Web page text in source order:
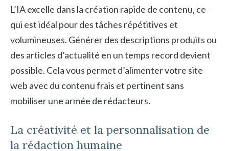
L’IA excelle dans la création rapide de contenu, ce
qui est idéal pour des tâches répétitives et
volumineuses. Générer des descriptions produits ou
des articles d’actualité en un temps record devient
possible. Cela vous permet d’alimenter votre site
web avec du contenu frais et pertinent sans
mobiliser une armée de rédacteurs.
La créativité et la personnalisation de
la rédaction humaine